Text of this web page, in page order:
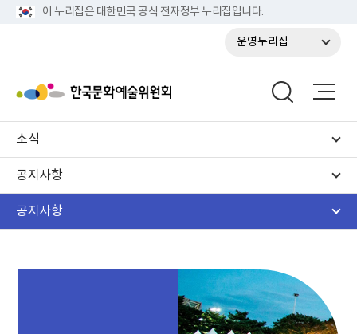
이 누리집은 대한민국 공식 전자정부 누리집입니다.
운영누리집
소식
공지사항
공지사항